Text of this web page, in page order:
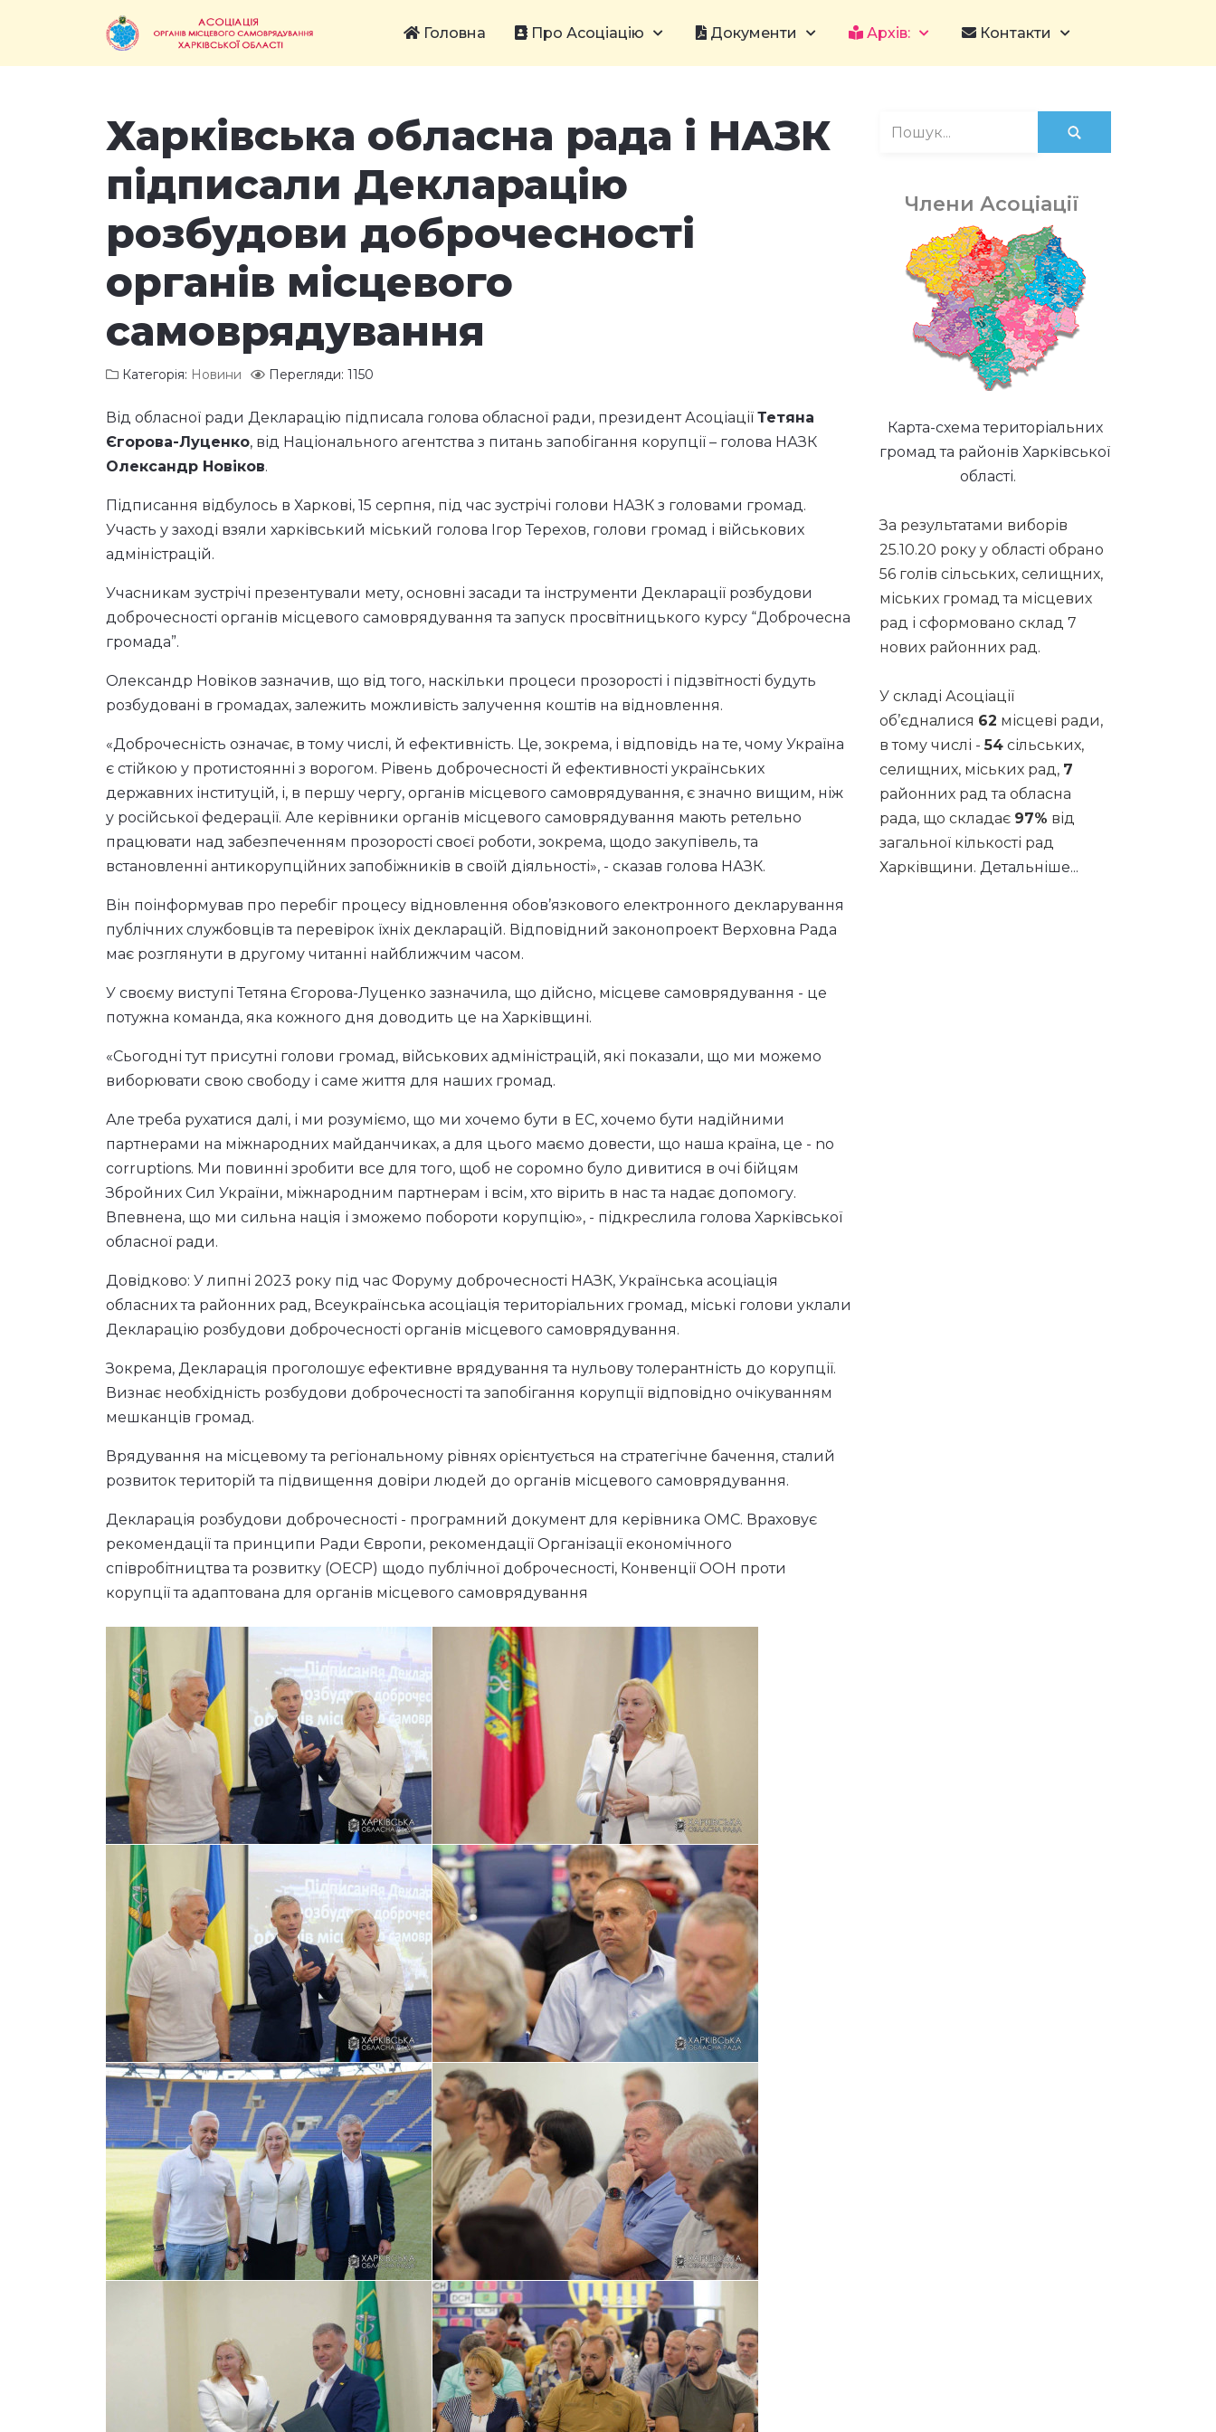
Головна Про Асоціацію Документи Архів: Контакти
Харківська обласна рада і НАЗК
підписали Декларацію
розбудови доброчесності
органів місцевого
самоврядування
Категорія: Новини Перегляди: 1150
Від обласної ради Декларацію підписала голова обласної ради, президент Асоціації Тетяна
Єгорова-Луценко, від Національного агентства з питань запобігання корупції – голова НАЗК
Олександр Новіков.
Підписання відбулось в Харкові, 15 серпня, під час зустрічі голови НАЗК з головами громад.
Участь у заході взяли харківський міський голова Ігор Терехов, голови громад і військових
адміністрацій.
Учасникам зустрічі презентували мету, основні засади та інструменти Декларації розбудови
доброчесності органів місцевого самоврядування та запуск просвітницького курсу “Доброчесна
громада”.
Олександр Новіков зазначив, що від того, наскільки процеси прозорості і підзвітності будуть
розбудовані в громадах, залежить можливість залучення коштів на відновлення.
«Доброчесність означає, в тому числі, й ефективність. Це, зокрема, і відповідь на те, чому Україна
є стійкою у протистоянні з ворогом. Рівень доброчесності й ефективності українських
державних інституцій, і, в першу чергу, органів місцевого самоврядування, є значно вищим, ніж
у російської федерації. Але керівники органів місцевого самоврядування мають ретельно
працювати над забезпеченням прозорості своєї роботи, зокрема, щодо закупівель, та
встановленні антикорупційних запобіжників в своїй діяльності», - сказав голова НАЗК.
Він поінформував про перебіг процесу відновлення обов’язкового електронного декларування
публічних службовців та перевірок їхніх декларацій. Відповідний законопроект Верховна Рада
має розглянути в другому читанні найближчим часом.
У своєму виступі Тетяна Єгорова-Луценко зазначила, що дійсно, місцеве самоврядування - це
потужна команда, яка кожного дня доводить це на Харківщині.
«Сьогодні тут присутні голови громад, військових адміністрацій, які показали, що ми можемо
виборювати свою свободу і саме життя для наших громад.
Але треба рухатися далі, і ми розуміємо, що ми хочемо бути в ЕС, хочемо бути надійними
партнерами на міжнародних майданчиках, а для цього маємо довести, що наша країна, це - no
corruptions. Ми повинні зробити все для того, щоб не соромно було дивитися в очі бійцям
Збройних Сил України, міжнародним партнерам і всім, хто вірить в нас та надає допомогу.
Впевнена, що ми сильна нація і зможемо побороти корупцію», - підкреслила голова Харківської
обласної ради.
Довідково: У липні 2023 року під час Форуму доброчесності НАЗК, Українська асоціація
обласних та районних рад, Всеукраїнська асоціація територіальних громад, міські голови уклали
Декларацію розбудови доброчесності органів місцевого самоврядування.
Зокрема, Декларація проголошує ефективне врядування та нульову толерантність до корупції.
Визнає необхідність розбудови доброчесності та запобігання корупції відповідно очікуванням
мешканців громад.
Врядування на місцевому та регіональному рівнях орієнтується на стратегічне бачення, сталий
розвиток територій та підвищення довіри людей до органів місцевого самоврядування.
Декларація розбудови доброчесності - програмний документ для керівника ОМС. Враховує
рекомендації та принципи Ради Європи, рекомендації Організації економічного
співробітництва та розвитку (ОЕCP) щодо публічної доброчесності, Конвенції ООН проти
корупції та адаптована для органів місцевого самоврядування
Члени Асоціації
Карта-схема територіальних
громад та районів Харківської
області.
За результатами виборів
25.10.20 року у області обрано
56 голів сільських, селищних,
міських громад та місцевих
рад і сформовано склад 7
нових районних рад.
У складі Асоціації
об’єдналися 62 місцеві ради,
в тому числі -54 сільських,
селищних, міських рад, 7
районних рад та обласна
рада, що складає 97% від
загальної кількості рад
Харківщини. Детальніше...